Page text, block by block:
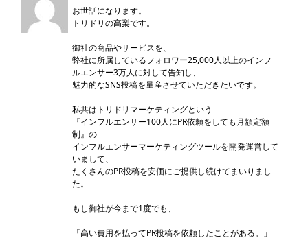
お世話になります。
トリドリの高梨です。
御社の商品やサービスを、
弊社に所属しているフォロワー25,000人以上のインフ
ルエンサー3万人に対して告知し、
魅力的なSNS投稿を量産させていただきたいです。
私共はトリドリマーケティングという
『インフルエンサー100人にPR依頼をしても月額定額
制』の
インフルエンサーマーケティングツールを開発運営して
いまして、
たくさんのPR投稿を安価にご提供し続けてまいりまし
た。
もし御社が今まで1度でも、
「高い費用を払ってPR投稿を依頼したことがある。」